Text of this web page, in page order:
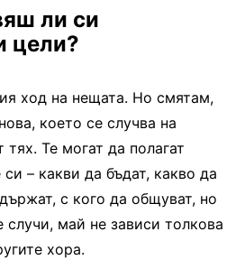
ли си
цели?
ход на нещата. Но смятам,
което се случва на
тях. Те могат да полагат
– какви да бъдат, какво да
с кого да общуват, но
случи, май не зависи толкова
хора.